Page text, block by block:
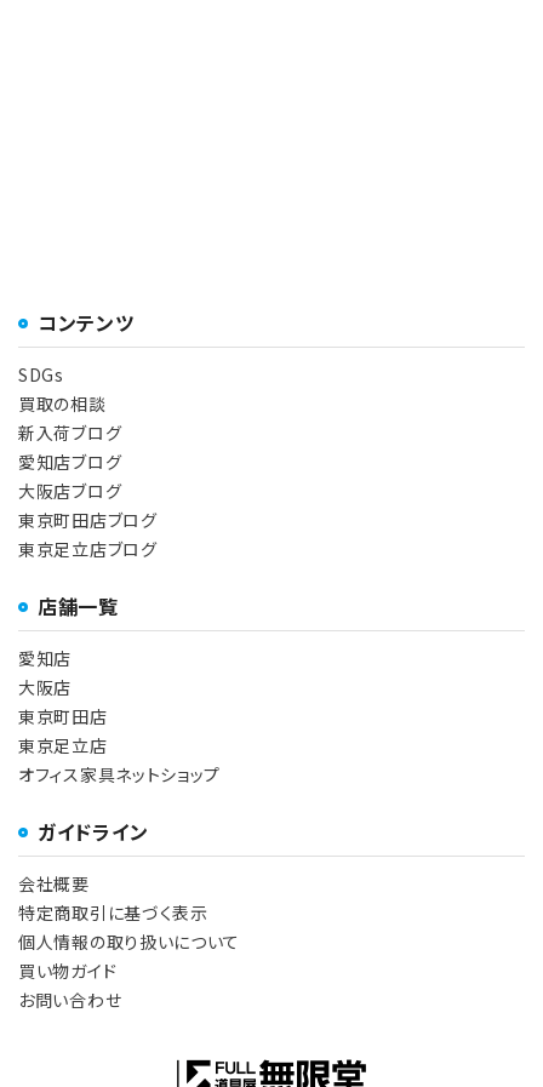
コンテンツ
SDGs
買取の相談
新入荷ブログ
愛知店ブログ
大阪店ブログ
東京町田店ブログ
東京足立店ブログ
店舗一覧
愛知店
大阪店
東京町田店
東京足立店
オフィス家具ネットショップ
ガイドライン
会社概要
特定商取引に基づく表示
個人情報の取り扱いについて
買い物ガイド
お問い合わせ